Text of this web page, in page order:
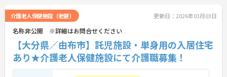
介護老人保健施設（老健） 更新日：2026年03月03日
名称非公開 ※詳細はお問合せください
【大分県／由布市】託児施設・単身用の入居住宅
あり★介護老人保健施設にて介護職募集！